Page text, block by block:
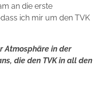
an die erste
ich mir um den TVK
Atmosphäre in der
die den TVK in all den